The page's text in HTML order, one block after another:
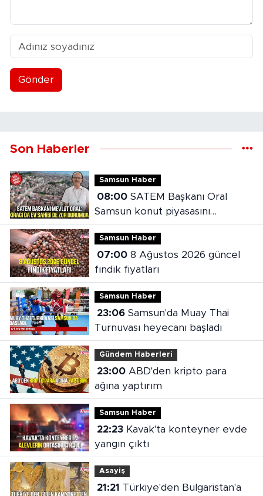
Gönder
Son Haberler
Samsun Haber
08:00SATEM Başkanı Oral
Samsun konut piyasasını
değerlendirdi
Samsun Haber
07:008 Ağustos 2026 güncel
fındık fiyatları
Samsun Haber
23:06Samsun'da Muay Thai
Turnuvası heyecanı başladı
Gündem Haberleri
23:00ABD'den kripto para
ağına yaptırım
Samsun Haber
22:23Kavak'ta konteyner evde
yangın çıktı
Asayiş
21:21